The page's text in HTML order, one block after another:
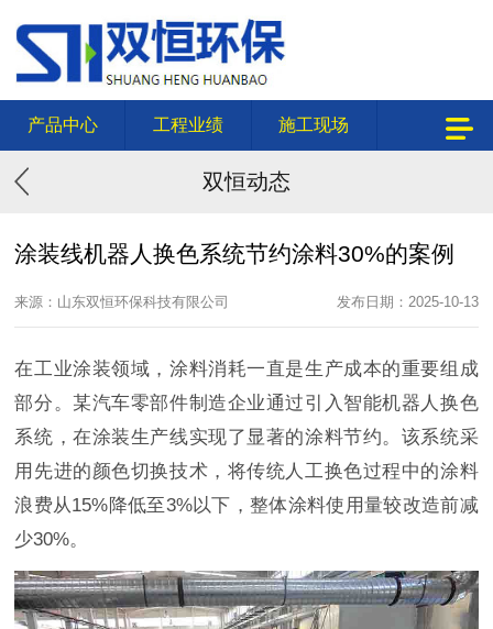
产品中心 工程业绩 施工现场
双恒动态
涂装线机器人换色系统节约涂料30%的案例
来源：山东双恒环保科技有限公司 发布日期：2025-10-13
在工业涂装领域，涂料消耗一直是生产成本的重要组成
部分。某汽车零部件制造企业通过引入智能机器人换色
系统，在涂装生产线实现了显著的涂料节约。该系统采
用先进的颜色切换技术，将传统人工换色过程中的涂料
浪费从15%降低至3%以下，整体涂料使用量较改造前减
少30%。